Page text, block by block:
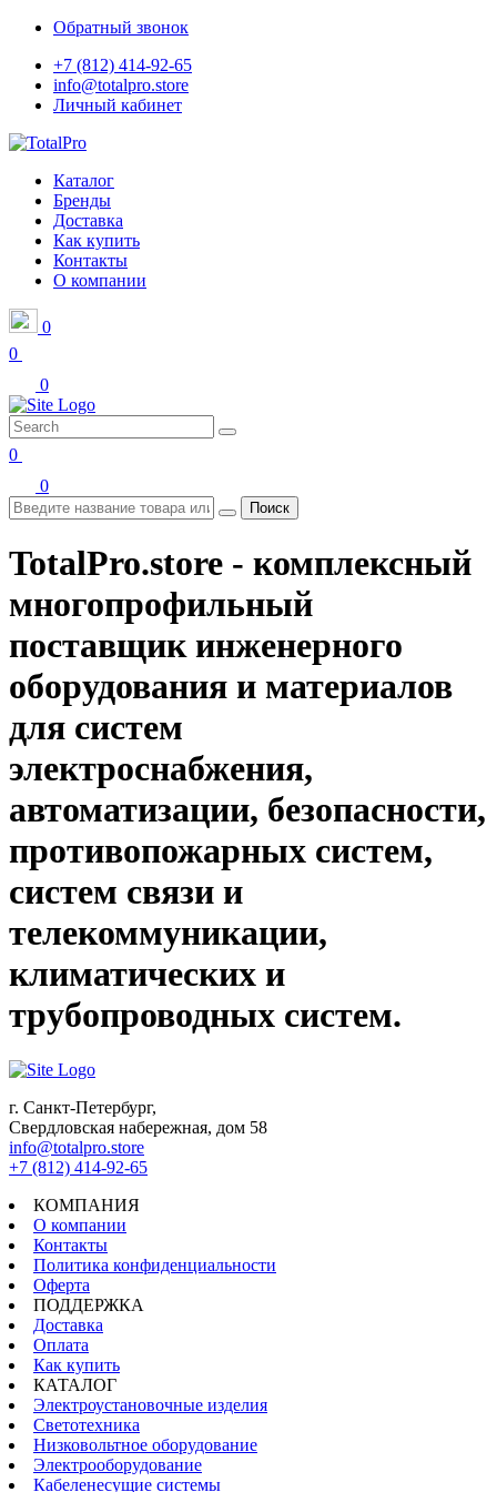
Обратный звонок
+7 (812) 414-92-65
info@totalpro.store
Личный кабинет
Каталог
Бренды
Доставка
Как купить
Контакты
О компании
0
0
0
0
0
Поиск
TotalPro.store - комплексный
многопрофильный
поставщик инженерного
оборудования и материалов
для систем
электроснабжения,
автоматизации, безопасности,
противопожарных систем,
систем связи и
телекоммуникации,
климатических и
трубопроводных систем.
г. Санкт-Петербург,
Свердловская набережная, дом 58
info@totalpro.store
+7 (812) 414-92-65
КОМПАНИЯ
О компании
Контакты
Политика конфиденциальности
Оферта
ПОДДЕРЖКА
Доставка
Оплата
Как купить
КАТАЛОГ
Электроустановочные изделия
Светотехника
Низковольтное оборудование
Электрооборудование
Кабеленесущие системы